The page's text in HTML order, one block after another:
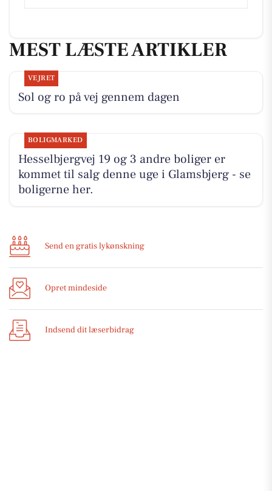
MEST LÆSTE ARTIKLER
VEJRET
Sol og ro på vej gennem dagen
BOLIGMARKED
Hesselbjergvej 19 og 3 andre boliger er
kommet til salg denne uge i Glamsbjerg - se
boligerne her.
Send en gratis lykønskning
Opret mindeside
Indsend dit læserbidrag